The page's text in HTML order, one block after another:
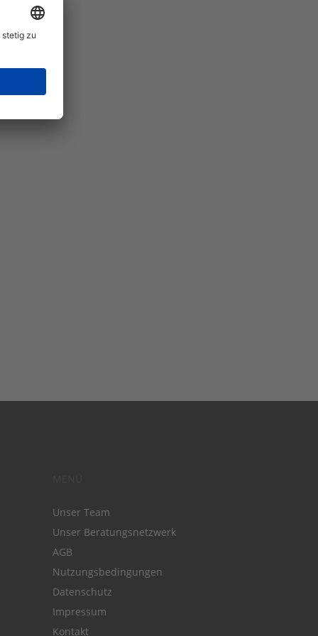
Unser Team
Unser Beratungsnetzwerk
AGB
Nutzungsbedingungen
Datenschutz
Impressum
Kontakt